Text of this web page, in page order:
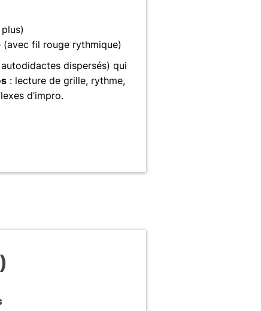
(avec fil rouge rythmique)
dispersés) qui
: lecture de grille, rythme,
d’impro.